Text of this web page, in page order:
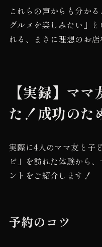
これらの声からも分か
グルメを楽しみたい」
れる、まさに理想のお店
【実録】マ
た！成功のた
実際に4人のママ友と子
ビ」を訪れた体験から
ントをご紹介します！
予約のコツ